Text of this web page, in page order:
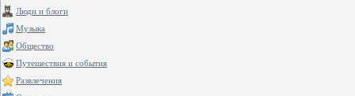
Люди и блоги
Музыка
Общество
Путешествия и события
Развлечения